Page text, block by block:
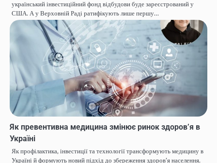
український інвестиційний фонд відбудови буде зареєстрований у
США. А у Верховній Раді ратифікують лише першу…
Як превентивна медицина змінює ринок здоров’я в
Україні
Як профілактика, інвестиції та технології трансформують медицину в
Україні й формують новий підхід до збереження здоров’я населення.